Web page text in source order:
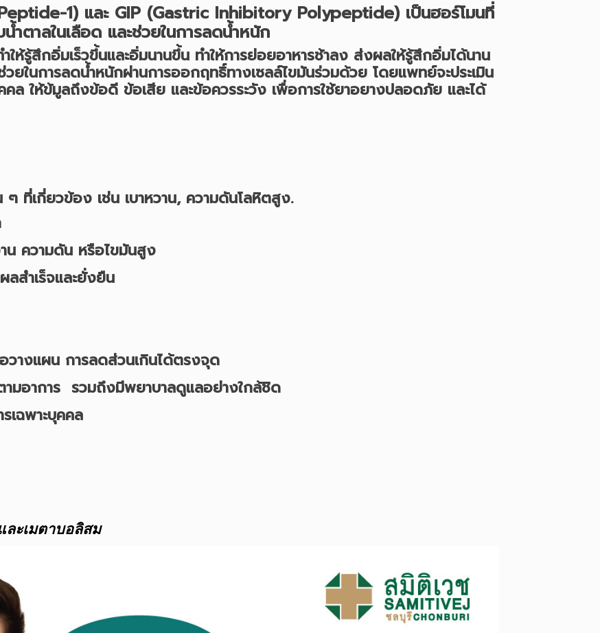
1) และ GIP (Gastric Inhibitory Polypeptide) เป็นฮอร์โมนที่
ตาลในเลือด และช่วยในการลดน้ำหนัก
ให้รู้สึกอิ่มเร็วขึ้นและอิ่มนานขึ้น ทำให้การย่อยอาหารช้าลง ส่งผลให้รู้สึกอิ่มได้นาน
ยในการลดน้ำหนักผ่านการออกฤทธิ์ทางเซลล์ไขมันร่วมด้วย โดยแพทย์จะประเมิน
คล ให้ข้มูลถึงข้อดี ข้อเสีย และข้อควรระวัง เพื่อการใช้ยาอยางปลอดภัย และได้
ที่เกี่ยวข้อง เช่น เบาหวาน, ความดันโลหิตสูง.
น ความดัน หรือไขมันสูง
ลสำเร็จและยั่งยืน
วางแผน การลดส่วนเกินได้ตรงจุด
ามอาการ รวมถึงมีพยาบาลดูแลอย่างใกล้ชิด
เฉพาะบุคคล
ละเมตาบอลิสม